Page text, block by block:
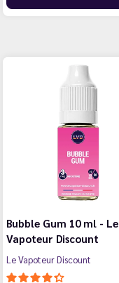
Bubble Gum 10 ml - Le
Vapoteur Discount
Le Vapoteur Discount